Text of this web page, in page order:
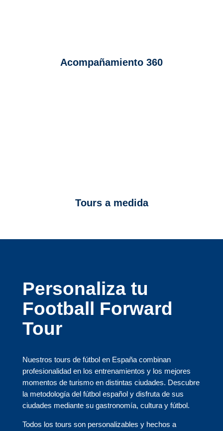
Acompañamiento 360
Tours a medida
Personaliza tu
Football Forward
Tour
Nuestros tours de fútbol en España combinan
profesionalidad en los entrenamientos y los mejores
momentos de turismo en distintas ciudades. Descubre
la metodología del fútbol español y disfruta de sus
ciudades mediante su gastronomía, cultura y fútbol.
Todos los tours son personalizables y hechos a